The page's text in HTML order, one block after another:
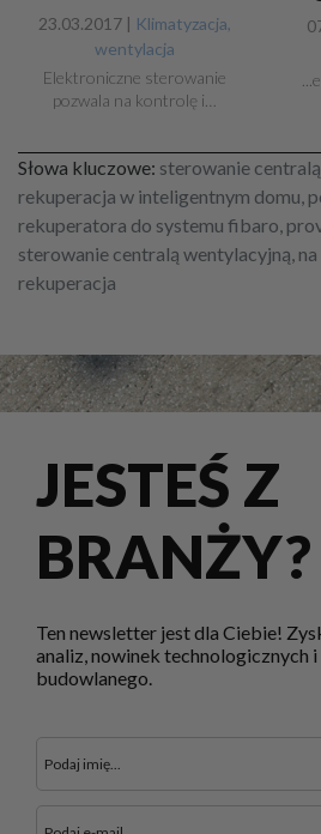
23.03.2017 | Klimatyzacja,
wentylacja
Elektroniczne sterowanie
pozwala na kontrolę i…
Słowa kluczowe: sterowanie
rekuperacja w inteligentnym domu,
rekuperatora do systemu fibaro,
sterowanie centralą wentylacyjną,
rekuperacja
JESTEŚ Z
BRANŻY?
Ten newsletter jest dla Ciebie!
analiz, nowinek technologicznych
budowlanego.